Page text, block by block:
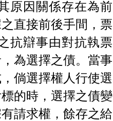
原因關係存在為前
直接前後手間，票
抗辯事由對抗執票
為選擇之債。當事
倘選擇權人行使選
的時，選擇之債變
請求權，餘存之給